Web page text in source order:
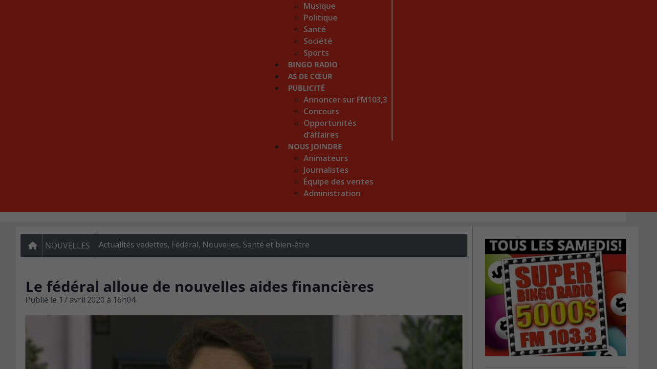
Musique
Politique
Santé
Société
Sports
BINGO RADIO
AS DE CŒUR
PUBLICITÉ
Annoncer sur FM103,3
Concours
Opportunités
d’affaires
NOUS JOINDRE
Animateurs
Journalistes
Équipe des ventes
Administration
NOUVELLES Actualités vedettes, Fédéral, Nouvelles, Santé et bien-être
Le fédéral alloue de nouvelles aides financières
Publié le 17 avril 2020 à 16h04